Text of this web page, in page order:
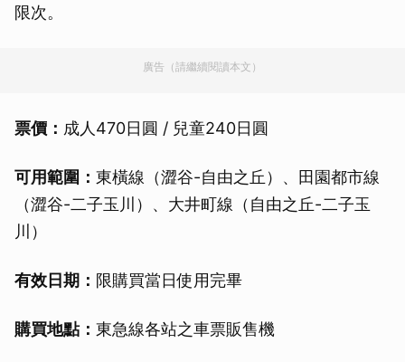
限次。
廣告（請繼續閱讀本文）
票價： 成人470日圓 / 兒童240日圓
可用範圍： 東橫線（澀谷-自由之丘）、田園都市線
（澀谷-二子玉川）、大井町線（自由之丘-二子玉
川）
有效日期： 限購買當日使用完畢
購買地點： 東急線各站之車票販售機